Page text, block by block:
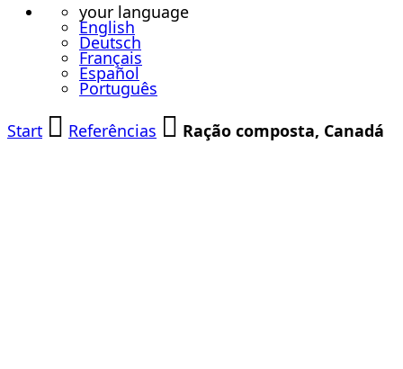
your language
English
Deutsch
Français
Español
Português
Start
Referências Ração composta, Canadá